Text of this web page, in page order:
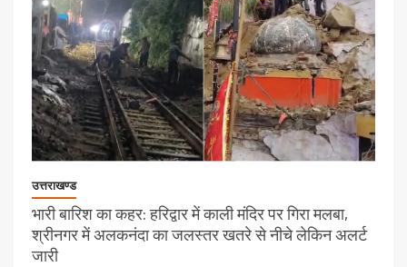
उत्तराखण्ड
भारी बारिश का कहर: हरिद्वार में काली मंदिर पर गिरा मलबा,
श्रीनगर में अलकनंदा का जलस्तर खतरे से नीचे लेकिन अलर्ट
जारी